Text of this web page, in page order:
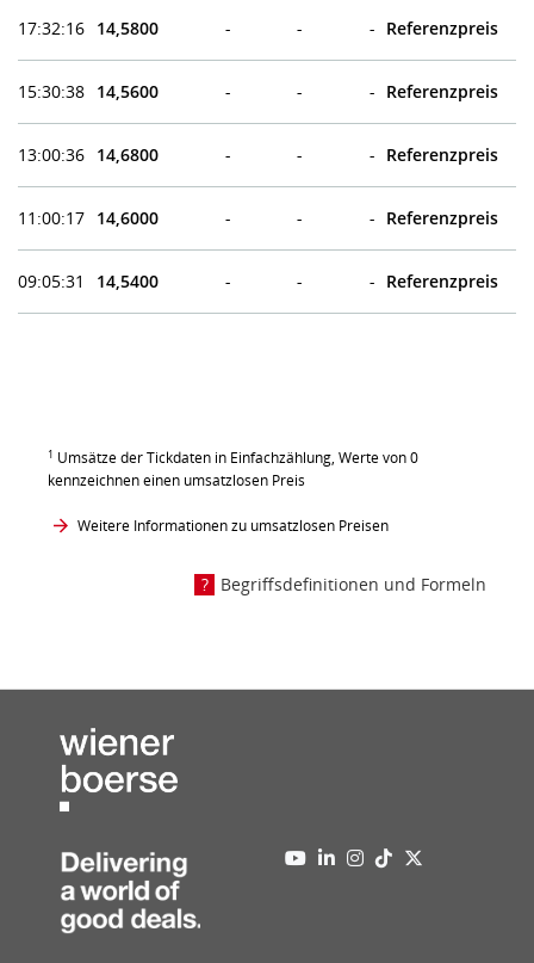
17:32:16 14,5800 - - - Referenzpreis
15:30:38 14,5600 - - - Referenzpreis
13:00:36 14,6800 - - - Referenzpreis
11:00:17 14,6000 - - - Referenzpreis
09:05:31 14,5400 - - - Referenzpreis
1 Umsätze der Tickdaten in Einfachzählung, Werte von 0
kennzeichnen einen umsatzlosen Preis
Weitere Informationen zu umsatzlosen Preisen
Begriffsdefinitionen und Formeln